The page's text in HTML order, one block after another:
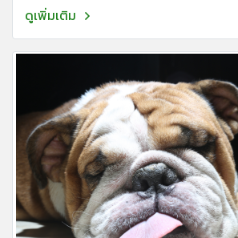
ดูเพิ่มเติม